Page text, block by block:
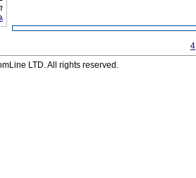
4
LTD. All rights reserved.